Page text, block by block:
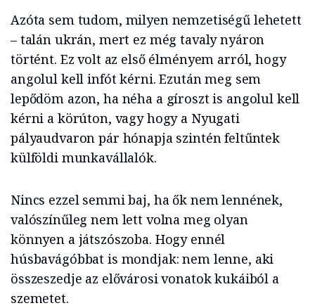
Azóta sem tudom, milyen nemzetiségű lehetett
– talán ukrán, mert ez még tavaly nyáron
történt. Ez volt az első élményem arról, hogy
angolul kell infót kérni. Ezután meg sem
lepődöm azon, ha néha a gíroszt is angolul kell
kérni a körúton, vagy hogy a Nyugati
pályaudvaron pár hónapja szintén feltűntek
külföldi munkavállalók.
Nincs ezzel semmi baj, ha ők nem lennének,
valószínűleg nem lett volna meg olyan
könnyen a játszószoba. Hogy ennél
húsbavágóbbat is mondjak: nem lenne, aki
összeszedje az elővárosi vonatok kukáiból a
szemetet.